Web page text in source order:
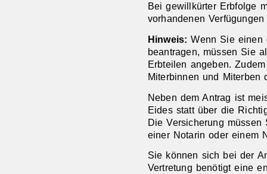
Bei gewillkürter Erbfolge
vorhandenen
Hinweis: Wenn Sie einen
beantragen, müssen Sie
Erbteilen angeben.
Miterbinnen und Miterben
Neben dem Antrag ist
Eides statt über die
Die Versicherung
einer Notarin oder einem
Sie können sich bei der
Vertretung benötigt eine